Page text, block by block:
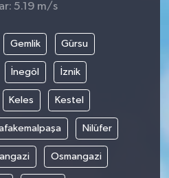
5.19 m/s
Gemlik Gürsu
İnegöl İznik
Keles Kestel
Nilüfer
Osmangazi